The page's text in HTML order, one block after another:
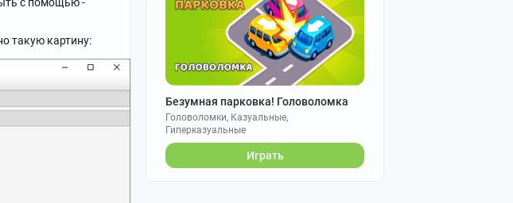
Безумная парковка! Головоломка
Головоломки, Казуальные,
Гиперказуальные
Играть
такую картину: